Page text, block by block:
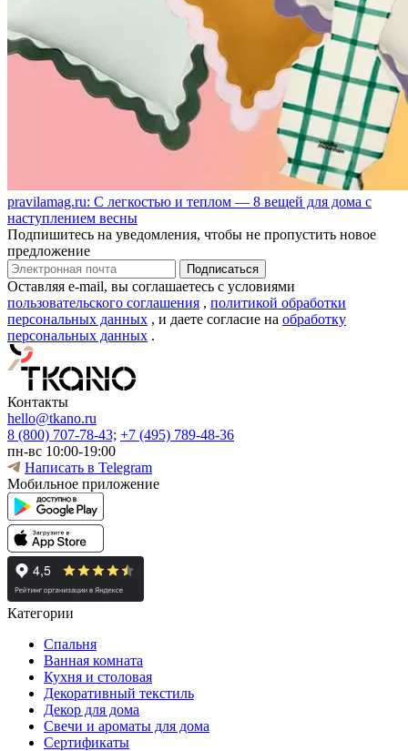
pravilamag.ru: С легкостью и теплом — 8 вещей для дома с
наступлением весны
Подпишитесь на уведомления, чтобы не пропустить новое
предложение
Оставляя e-mail, вы соглашаетесь с условиями
пользовательского соглашения , политикой обработки
персональных данных , и даете согласие на обработку
персональных данных .
Контакты
hello@tkano.ru
8 (800) 707-78-43; +7 (495) 789-48-36
пн-вс 10:00-19:00
Написать в Telegram
Мобильное приложение
Категории
Спальня
Ванная комната
Кухня и столовая
Декоративный текстиль
Декор для дома
Свечи и ароматы для дома
Сертификаты